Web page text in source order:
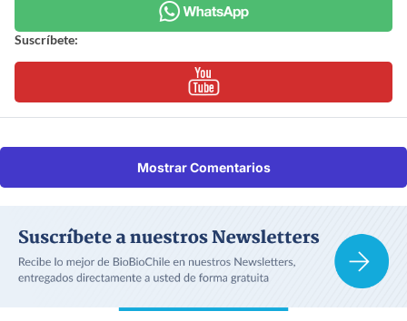
Suscríbete:
Mostrar Comentarios